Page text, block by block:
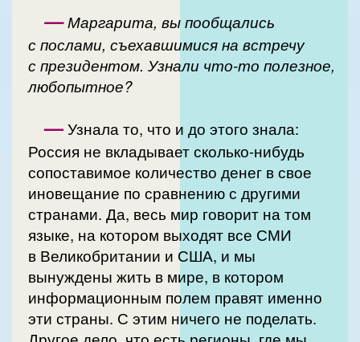
—Маргарита, вы пообщались
с послами, съехавшимися на встречу
с президентом. Узнали что-то полезное,
любопытное?
—Узнала то, что и до этого знала:
Россия не вкладывает сколько-нибудь
сопоставимое количество денег в свое
иновещание по сравнению с другими
странами. Да, весь мир говорит на том
языке, на котором выходят все СМИ
в Великобритании и США, и мы
вынуждены жить в мире, в котором
информационным полем правят именно
эти страны. С этим ничего не поделать.